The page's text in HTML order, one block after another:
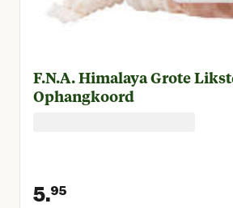
F.N.A. Himalaya Grote
Ophangkoord
5.95